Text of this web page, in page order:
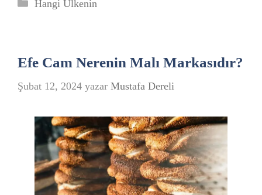
Hangi Ülkenin
Efe Cam Nerenin Malı Markasıdır?
Şubat 12, 2024 yazar Mustafa Dereli